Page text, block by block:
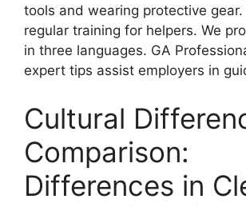
tools and wearing protective
regular training for helpers. We
in three languages. GA
expert tips assist employers in
Cultural
Comparison:
Differences in